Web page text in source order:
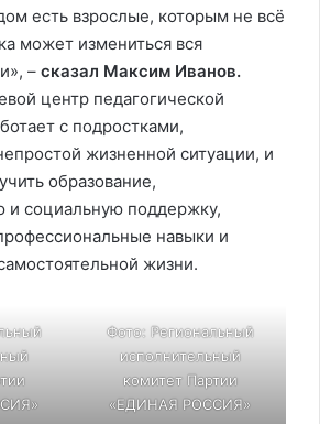
есть взрослые, которым не всё
может измениться вся
– сказал Максим Иванов.
центр педагогической
с подростками,
жизненной ситуации, и
образование,
и социальную поддержку,
навыки и
жизни.
Фото: Региональный
исполнительный
комитет Партии
«ЕДИНАЯ РОССИЯ»